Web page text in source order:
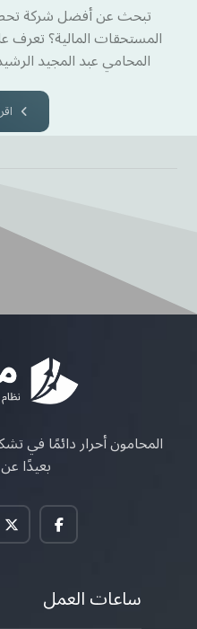
تبحث عن أفضل شركة
المستحقات المالية؟
المحامي عبد المجيد
المحامون أحرار دائمًا في
بعيدًا
ساعات العمل